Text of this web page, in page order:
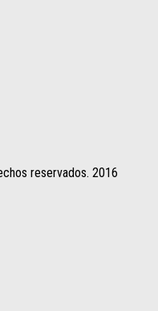
reservados. 2016